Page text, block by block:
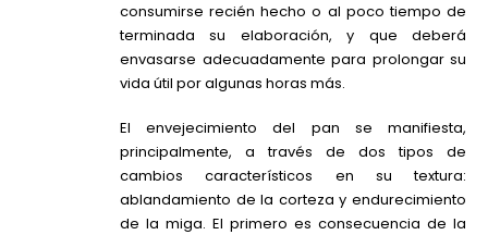
consumirse recién hecho o al poco tiempo de
terminada su elaboración, y que deberá
envasarse adecuadamente para prolongar su
vida útil por algunas horas más.
El envejecimiento del pan se manifiesta,
principalmente, a través de dos tipos de
cambios característicos en su textura:
ablandamiento de la corteza y endurecimiento
de la miga. El primero es consecuencia de la